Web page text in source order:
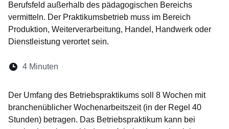
Berufsfeld außerhalb des pädagogischen Bereichs
vermitteln. Der Praktikumsbetrieb muss im Bereich
Produktion, Weiterverarbeitung, Handel, Handwerk oder
Dienstleistung verortet sein.
Lesedauer:
4 Minuten
Der Umfang des Betriebspraktikums soll 8 Wochen mit
branchenüblicher Wochenarbeitszeit (in der Regel 40
Stunden) betragen. Das Betriebspraktikum kann bei